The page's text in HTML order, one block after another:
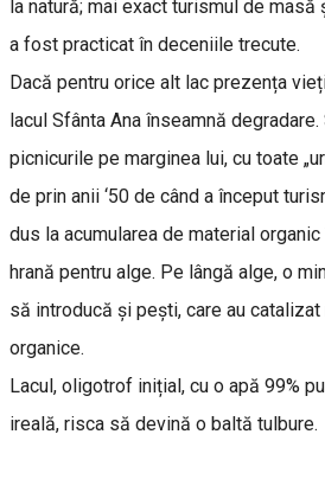
la natură; mai exact turismul de masă
a fost practicat în deceniile trecute.
Dacă pentru orice alt lac prezența
lacul Sfânta Ana înseamnă
picnicurile pe marginea lui, cu toate
de prin anii ‘50 de când a început
dus la acumularea de material
hrană pentru alge. Pe lângă alge, o
să introducă și pești, care au
organice.
Lacul, oligotrof inițial, cu o apă 99%
ireală, risca să devină o baltă tulbure.